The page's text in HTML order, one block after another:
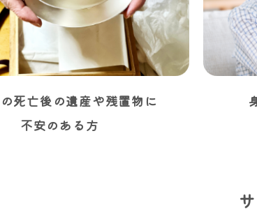
死亡後の遺産や残置物に
不安のある方